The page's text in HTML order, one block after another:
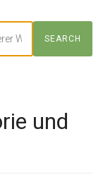
SEARCH
und